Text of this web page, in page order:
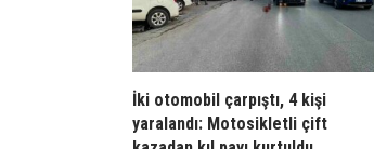
İki otomobil çarpıştı, 4 kişi
yaralandı: Motosikletli çift